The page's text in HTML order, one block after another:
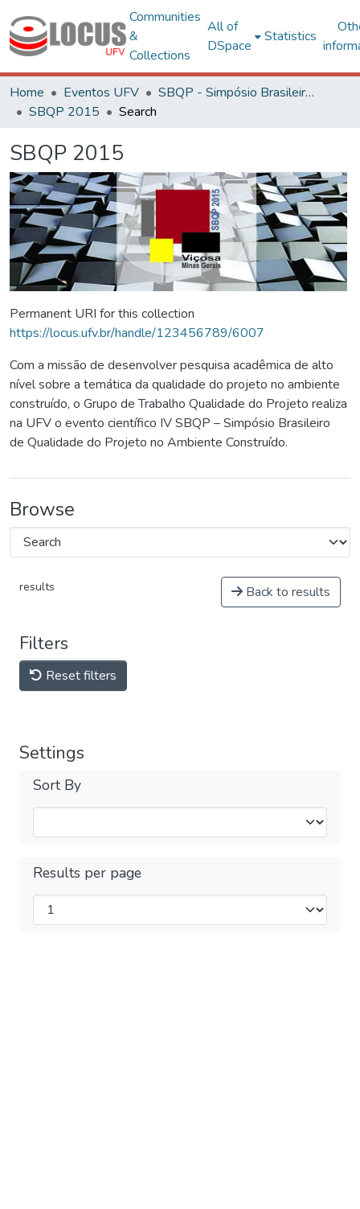
Communities
&
Collections
All of
DSpace
Statistics
Home Eventos UFV
SBQP - Simpósio Brasileiro de Qualidade do Projeto no Ambiente Construído
SBQP 2015
Search
SBQP 2015
Permanent URI for this collection
https://locus.ufv.br/handle/123456789/6007
Com a missão de desenvolver pesquisa acadêmica de alto
nível sobre a temática da qualidade do projeto no ambiente
construído, o Grupo de Trabalho Qualidade do Projeto realiza
na UFV o evento científico IV SBQP – Simpósio Brasileiro
de Qualidade do Projeto no Ambiente Construído.
Browse
results Back to results
Filters
Reset filters
Settings
Sort By
Results per page